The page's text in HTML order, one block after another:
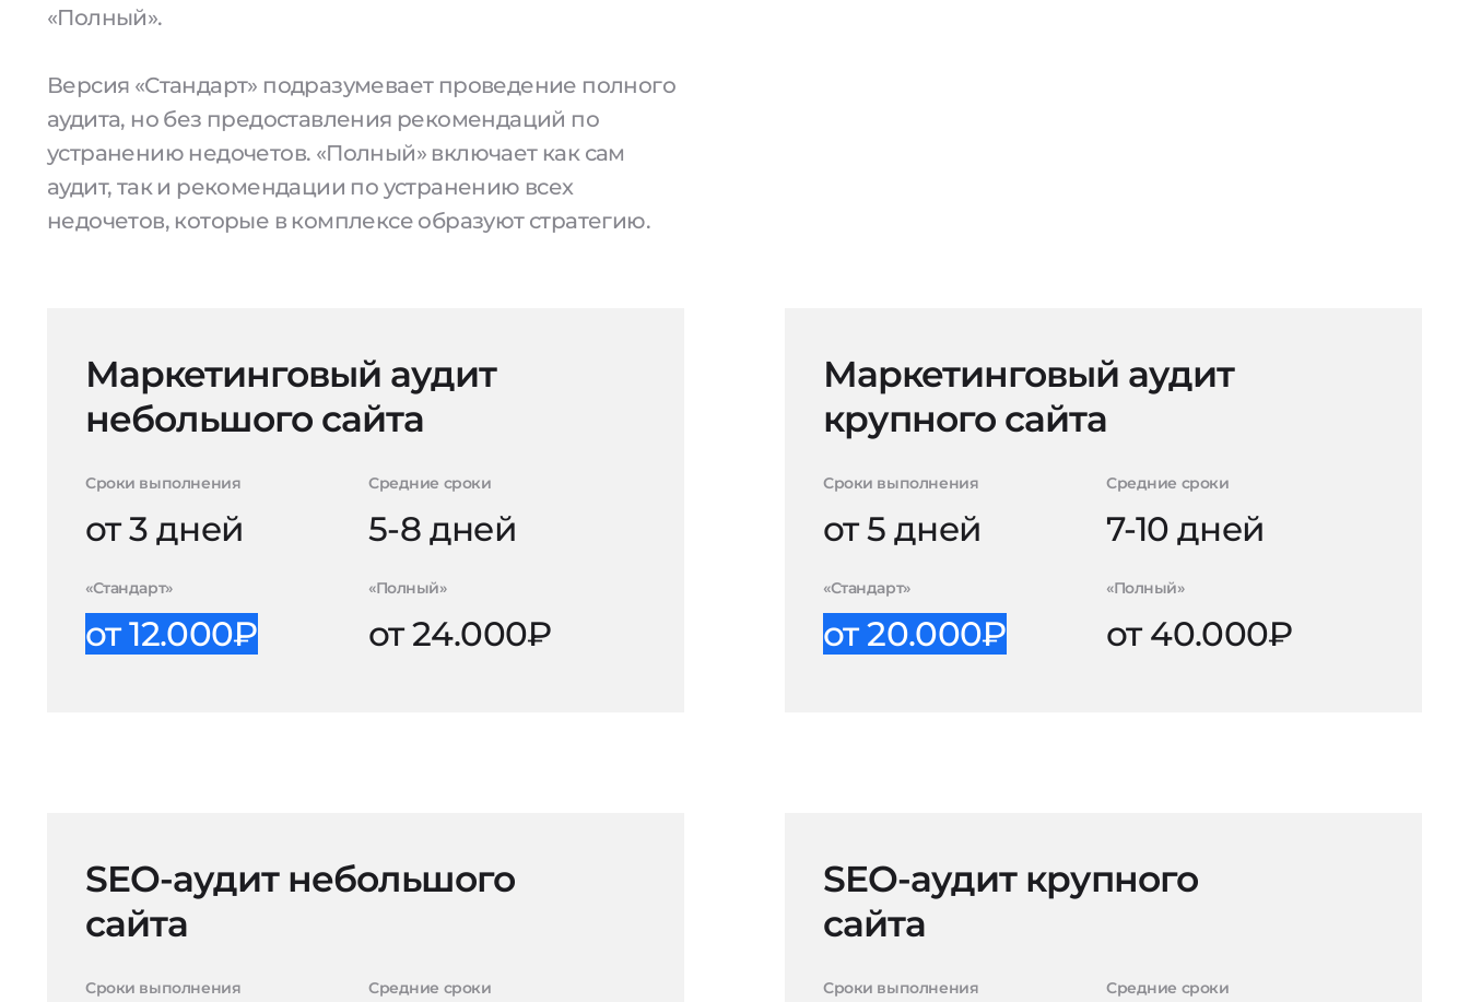
«Полный».
Версия «Стандарт» подразумевает проведение полного
аудита, но без предоставления рекомендаций по
устранению недочетов. «Полный» включает как сам
аудит, так и рекомендации по устранению всех
недочетов, которые в комплексе образуют стратегию.
Маркетинговый аудит
небольшого сайта
Сроки выполнения
от 3 дней
Средние сроки
5-8 дней
«Стандарт»
от 12.000₽
«Полный»
от 24.000₽
Маркетинговый аудит
крупного сайта
Сроки выполнения
от 5 дней
Средние сроки
7-10 дней
«Стандарт»
от 20.000₽
«Полный»
от 40.000₽
SEO-аудит небольшого
сайта
Сроки выполнения Средние сроки
SEO-аудит крупного
сайта
Сроки выполнения Средние сроки